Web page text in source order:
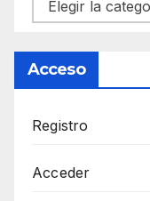
Acceso
Registro
Acceder